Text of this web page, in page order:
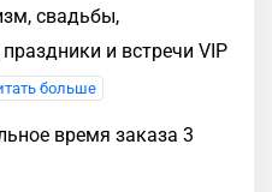
свадьбы,
и встречи VIP
больше
время заказа 3